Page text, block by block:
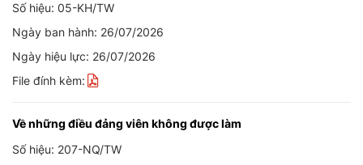
Số hiệu: 05-KH/TW
Ngày ban hành: 26/07/2026
Ngày hiệu lực: 26/07/2026
File đính kèm:
Về những điều đảng viên không được làm
Số hiệu: 207-NQ/TW